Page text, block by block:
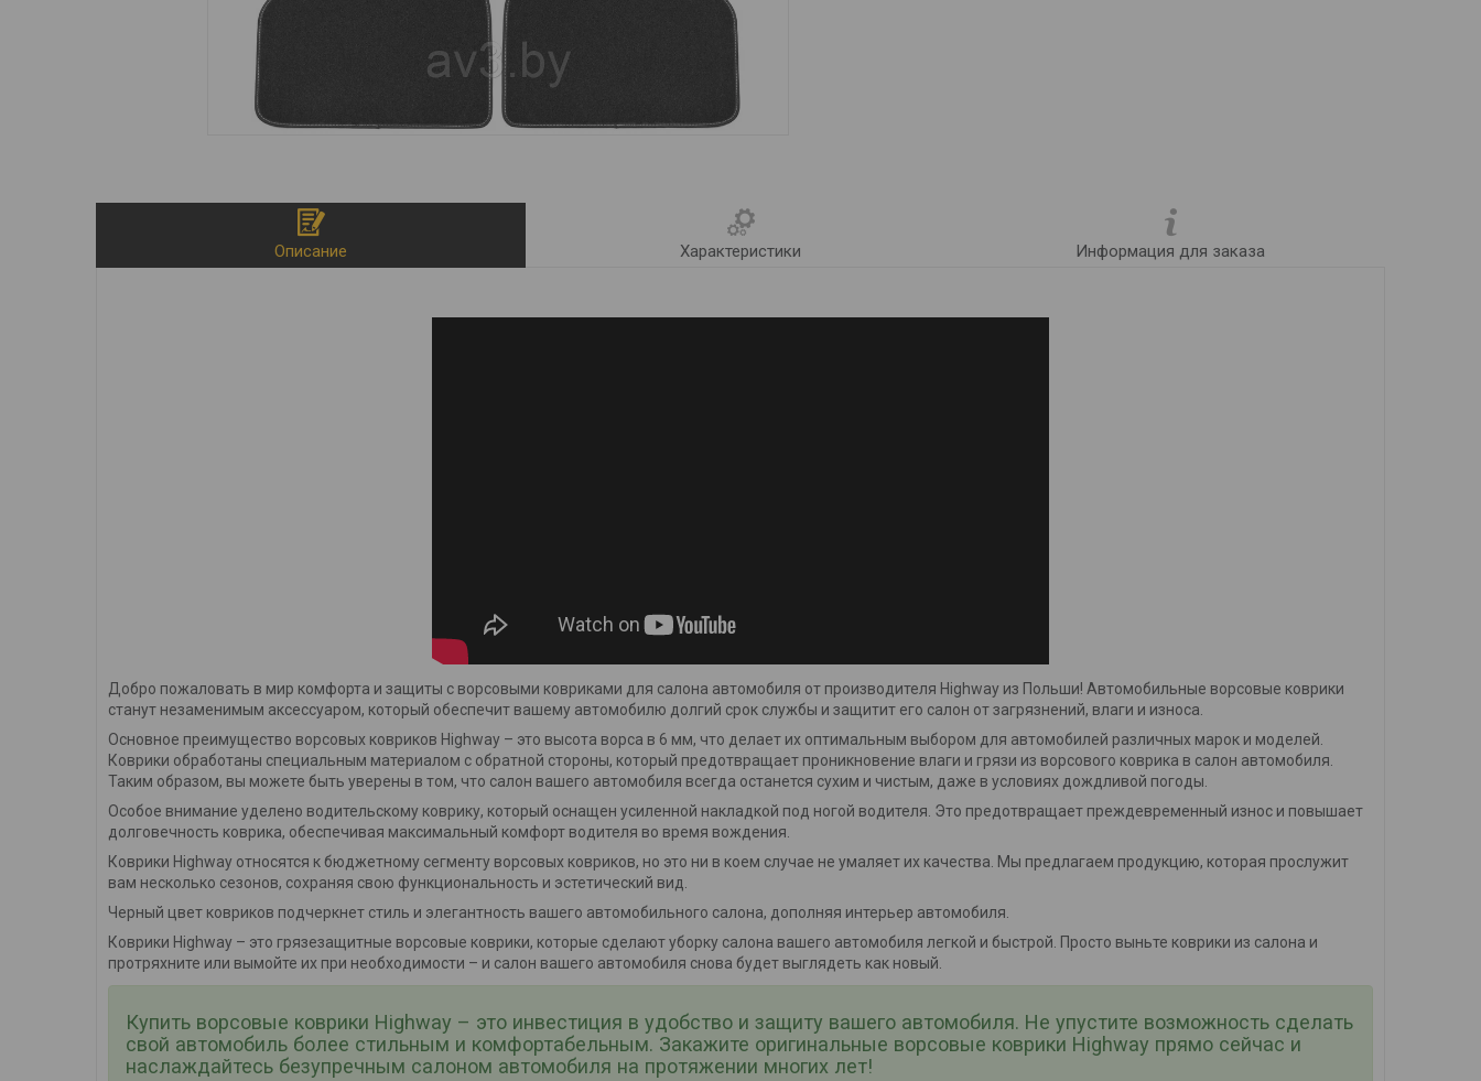
Описание Характеристики Информация для заказа
Добро пожаловать в мир комфорта и защиты с ворсовыми ковриками для салона автомобиля от производителя Highway из Польши! Автомобильные ворсовые коврики
станут незаменимым аксессуаром, который обеспечит вашему автомобилю долгий срок службы и защитит его салон от загрязнений, влаги и износа.
Основное преимущество ворсовых ковриков Highway – это высота ворса в 6 мм, что делает их оптимальным выбором для автомобилей различных марок и моделей.
Коврики обработаны специальным материалом с обратной стороны, который предотвращает проникновение влаги и грязи из ворсового коврика в салон автомобиля.
Таким образом, вы можете быть уверены в том, что салон вашего автомобиля всегда останется сухим и чистым, даже в условиях дождливой погоды.
Особое внимание уделено водительскому коврику, который оснащен усиленной накладкой под ногой водителя. Это предотвращает преждевременный износ и повышает
долговечность коврика, обеспечивая максимальный комфорт водителя во время вождения.
Коврики Highway относятся к бюджетному сегменту ворсовых ковриков, но это ни в коем случае не умаляет их качества. Мы предлагаем продукцию, которая прослужит
вам несколько сезонов, сохраняя свою функциональность и эстетический вид.
Черный цвет ковриков подчеркнет стиль и элегантность вашего автомобильного салона, дополняя интерьер автомобиля.
Коврики Highway – это грязезащитные ворсовые коврики, которые сделают уборку салона вашего автомобиля легкой и быстрой. Просто выньте коврики из салона и
протряхните или вымойте их при необходимости – и салон вашего автомобиля снова будет выглядеть как новый.
Купить ворсовые коврики Highway – это инвестиция в удобство и защиту вашего автомобиля. Не упустите возможность сделать
свой автомобиль более стильным и комфортабельным. Закажите оригинальные ворсовые коврики Highway прямо сейчас и
наслаждайтесь безупречным салоном автомобиля на протяжении многих лет!